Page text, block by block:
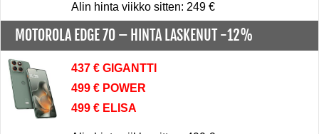
Alin hinta viikko sitten: 249 €
MOTOROLA EDGE 70 – HINTA LASKENUT -12%
437 € GIGANTTI
499 € POWER
499 € ELISA